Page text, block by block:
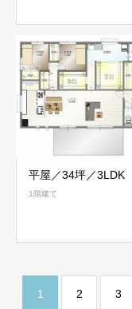
平屋／34坪／3LDK
1階建て
1 2 3